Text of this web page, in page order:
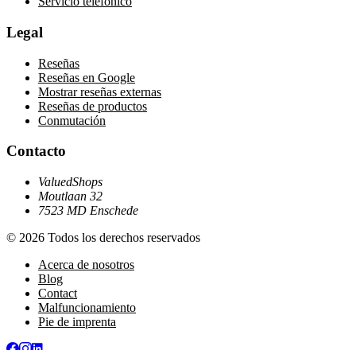
Legal
Reseñas
Reseñas en Google
Mostrar reseñas externas
Reseñas de productos
Conmutación
Contacto
ValuedShops
Moutlaan 32
7523 MD Enschede
© 2026 Todos los derechos reservados
Acerca de nosotros
Blog
Contact
Malfuncionamiento
Pie de imprenta